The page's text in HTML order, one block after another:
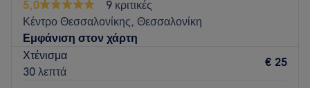
5,0
9 κριτικές
Κέντρο Θεσσαλονίκης, Θεσσαλονίκη
Εμφάνιση στον χάρτη
Χτένισμα
30 λεπτά
€ 25